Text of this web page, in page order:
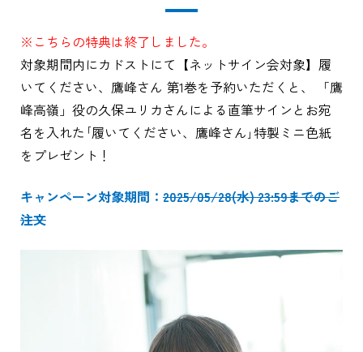
※こちらの特典は終了しました。
対象期間内にカドストにて【ネットサイン会対象】履
いてください、鷹峰さん 第1巻を予約いただくと、 「鷹
峰高嶺」役の久保ユリカさんによる直筆サインとお宛
名を入れた｢履いてください、鷹峰さん｣特製ミニ色紙
をプレゼント！
キャンペーン対象期間： 2025/05/28(水) 23:59までのご
注文